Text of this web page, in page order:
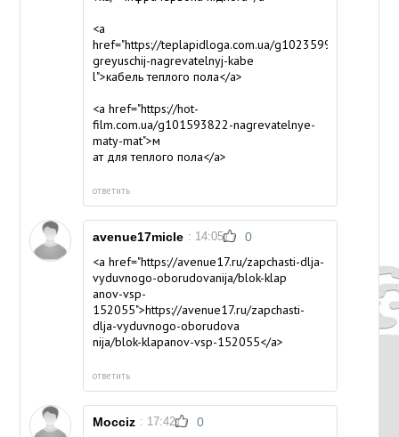
<a
href="https://teplapidloga.com.ua/g102359969-
greyuschij-nagrevatelnyj-kabe
l">кабель теплого пола</a>
<a href="https://hot-
film.com.ua/g101593822-nagrevatelnye-
maty-mat">м
ат для теплого пола</a>
ответить
avenue17micle : 14:05 0
<a href="https://avenue17.ru/zapchasti-dlja-
vyduvnogo-oborudovanija/blok-klap
anov-vsp-
152055">https://avenue17.ru/zapchasti-
dlja-vyduvnogo-oborudova
nija/blok-klapanov-vsp-152055</a>
ответить
Mocciz : 17:42 0